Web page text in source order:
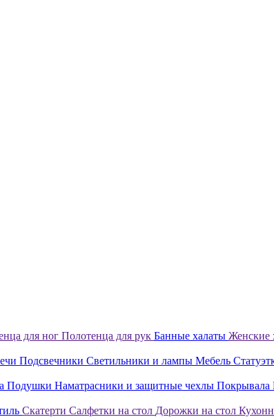
для ног Полотенца для рук Банные халаты Женские
Подсвечники Светильники и лампы Мебель
Подушки Наматрасники и защитные чехлы Покрывала
Скатерти Салфетки на стол Дорожки на стол